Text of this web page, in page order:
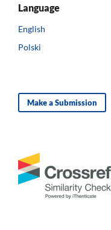
Language
English
Polski
Make a Submission